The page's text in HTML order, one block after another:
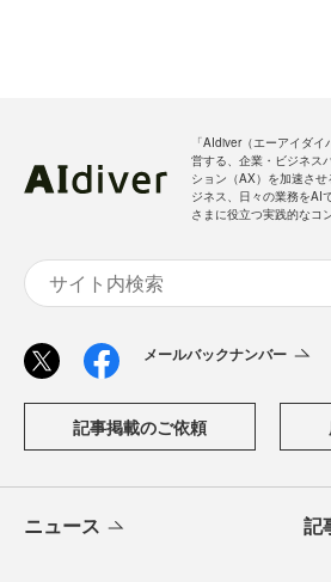
「AIdiver（エーアイダ
営する、企業・ビジネス
ション（AX）を加速さ
ジネス、日々の業務をAI
さまに役立つ実践的なコ
メールバックナンバー
記事掲載のご依頼
ニュース 記